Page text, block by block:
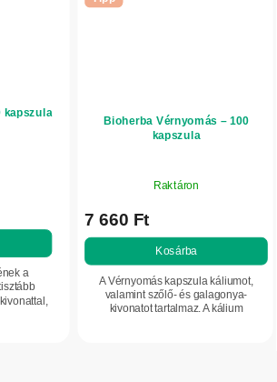
kapszula
a
Bioherba Vérnyomás – 100
kapszula
Raktáron
7 660 Ft
Kosárba
A Vérnyomás kapszula káliumot,
valamint szőlő- és galagonya-
kivonatot tartalmaz. A kálium